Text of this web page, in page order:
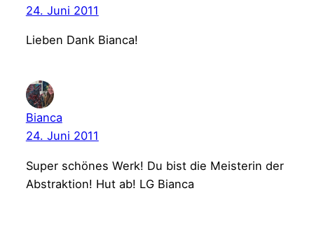
24. Juni 2011
Lieben Dank Bianca!
Bianca
24. Juni 2011
Super schönes Werk! Du bist die Meisterin der
Abstraktion! Hut ab! LG Bianca